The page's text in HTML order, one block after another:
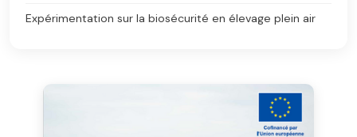
Expérimentation sur la biosécurité en élevage plein air